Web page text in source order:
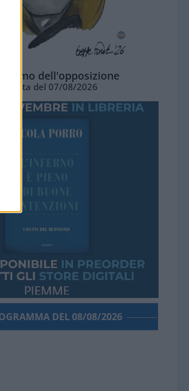
dell'opposizione
Vignetta del 07/08/2026
DEL 08/08/2026